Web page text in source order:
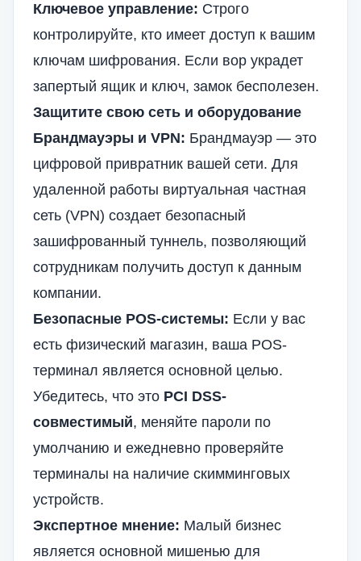
Ключевое управление: Строго
контролируйте, кто имеет доступ к вашим
ключам шифрования. Если вор украдет
запертый ящик и ключ, замок бесполезен.
Защитите свою сеть и оборудование
Брандмауэры и VPN: Брандмауэр — это
цифровой привратник вашей сети. Для
удаленной работы виртуальная частная
сеть (VPN) создает безопасный
зашифрованный туннель, позволяющий
сотрудникам получить доступ к данным
компании.
Безопасные POS-системы: Если у вас
есть физический магазин, ваша POS-
терминал является основной целью.
Убедитесь, что это PCI DSS-
совместимый, меняйте пароли по
умолчанию и ежедневно проверяйте
терминалы на наличие скимминговых
устройств.
Экспертное мнение: Малый бизнес
является основной мишенью для